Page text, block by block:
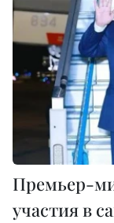
Премьер-
участия в